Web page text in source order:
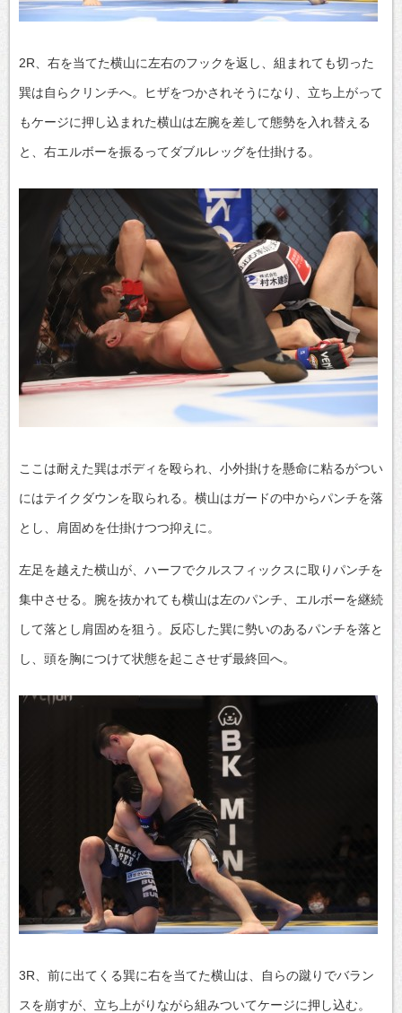
2R、右を当てた横山に左右のフックを返し、組まれても切った
巽は自らクリンチへ。ヒザをつかされそうになり、立ち上がって
もケージに押し込まれた横山は左腕を差して態勢を入れ替える
と、右エルボーを振るってダブルレッグを仕掛ける。
ここは耐えた巽はボディを殴られ、小外掛けを懸命に粘るがつい
にはテイクダウンを取られる。横山はガードの中からパンチを落
とし、肩固めを仕掛けつつ抑えに。
左足を越えた横山が、ハーフでクルスフィックスに取りパンチを
集中させる。腕を抜かれても横山は左のパンチ、エルボーを継続
して落とし肩固めを狙う。反応した巽に勢いのあるパンチを落と
し、頭を胸につけて状態を起こさせず最終回へ。
3R、前に出てくる巽に右を当てた横山は、自らの蹴りでバラン
スを崩すが、立ち上がりながら組みついてケージに押し込む。